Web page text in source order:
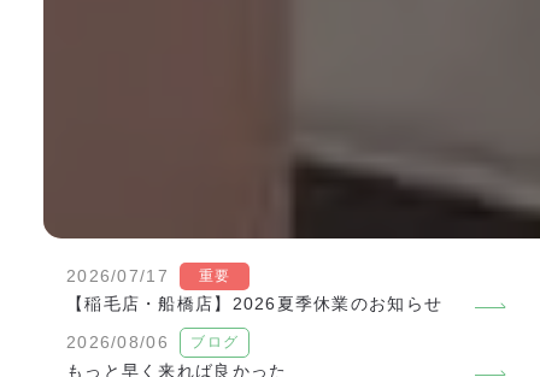
2026/07/17 重要
【稲毛店・船橋店】2026夏季休業のお知らせ
2026/08/06 ブログ
もっと早く来れば良かった